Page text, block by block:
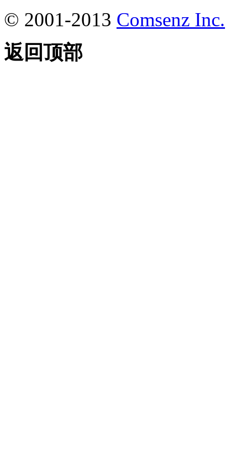
© 2001-2013 Comsenz Inc.
返回顶部